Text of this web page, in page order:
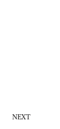
NEXT